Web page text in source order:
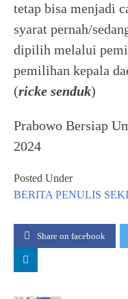
tetap bisa menjadi
syarat pernah/
dipilih melalui
pemilihan kepala
(ricke senduk)
Prabowo Bersiap
2024
Posted Under
BERITA PENULIS
Share on facebook